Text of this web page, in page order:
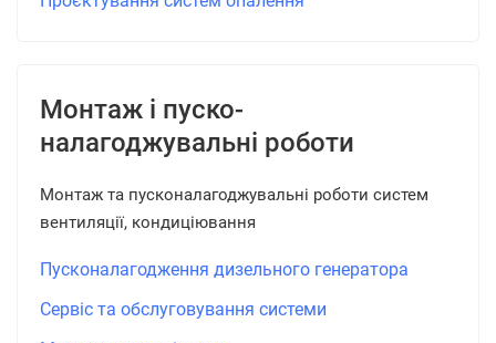
Монтаж і пуско-
налагоджувальні роботи
Монтаж та пусконалагоджувальні роботи систем
вентиляції, кондиціювання
Пусконалагодження дизельного генератора
Сервіс та обслуговування системи